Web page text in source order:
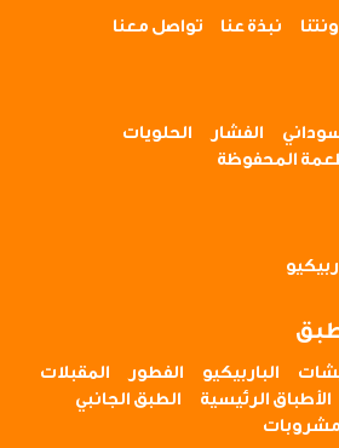
نبذة عنا تواصل معنا
الفشار
الحلويات
المحفوظة
الباربيكيو الفطور
المقبلات
الأطباق الرئيسية
الطبق الجانبي
مشروبات